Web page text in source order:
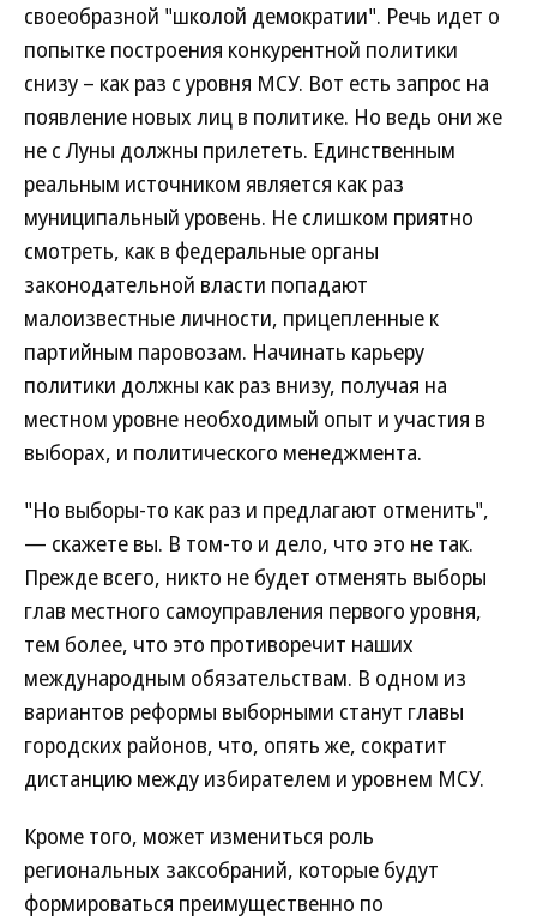
своеобразной "школой демократии". Речь идет о
попытке построения конкурентной политики
снизу – как раз с уровня МСУ. Вот есть запрос на
появление новых лиц в политике. Но ведь они же
не с Луны должны прилететь. Единственным
реальным источником является как раз
муниципальный уровень. Не слишком приятно
смотреть, как в федеральные органы
законодательной власти попадают
малоизвестные личности, прицепленные к
партийным паровозам. Начинать карьеру
политики должны как раз внизу, получая на
местном уровне необходимый опыт и участия в
выборах, и политического менеджмента.
"Но выборы-то как раз и предлагают отменить",
— скажете вы. В том-то и дело, что это не так.
Прежде всего, никто не будет отменять выборы
глав местного самоуправления первого уровня,
тем более, что это противоречит наших
международным обязательствам. В одном из
вариантов реформы выборными станут главы
городских районов, что, опять же, сократит
дистанцию между избирателем и уровнем МСУ.
Кроме того, может измениться роль
региональных заксобраний, которые будут
формироваться преимущественно по